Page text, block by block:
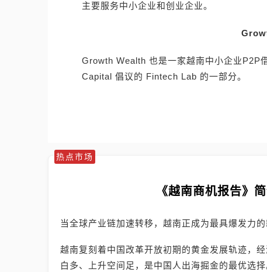
主要服务中小企业和创业企业。
Growth Wealth 也是一家越南中小企业P2P
Capital 倡议的 Fintech Lab 的一部分。
热点市场
《越南商机报告》
当全球产业链加速转移，越南正成为最具爆发力的
越南复刻着中国改革开放初期的黄金发展轨迹，
白多、上升空间足，是中国人出海掘金的最优选择